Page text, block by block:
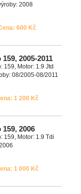
2008
600 Kč
2005-2011
159, Motor: 1.9 Jtd
08/2005-08/2011
1 200 Kč
2006
159, Motor: 1.9 Tdi
1 000 Kč